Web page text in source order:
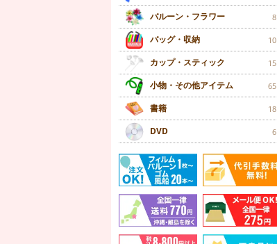
バルーン・フラワー 8
バッグ・収納 10
カップ・スティック 15
小物・その他アイテム 65
書籍 18
DVD 6